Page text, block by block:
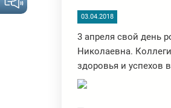
03.04.2018
3 апреля свой день
Николаевна.
здоровья и успехов